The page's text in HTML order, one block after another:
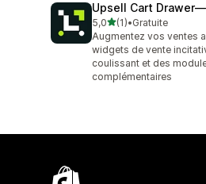
Upsell Cart
5,0étoile(s) sur 5
(1)
1 avis au total
•Gratuite
Augmentez vos ventes
widgets de vente
coulissant et des
complémentaires